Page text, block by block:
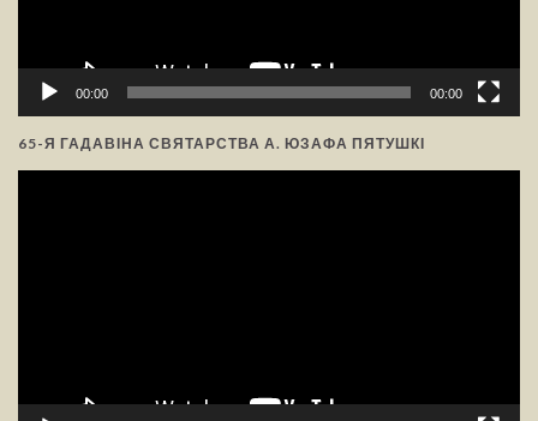
00:00 00:00
65-Я ГАДАВІНА СВЯТАРСТВА А. ЮЗАФА ПЯТУШКІ